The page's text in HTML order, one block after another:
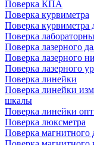
Поверка КПА
Поверка курвиметра
Поверка курвиметра
Поверка
Поверка лазерного
Поверка лазерного
Поверка лазерного
Поверка линейки
Поверка линейки
шкалы
Поверка линейки
Поверка люксметра
Поверка магнитного